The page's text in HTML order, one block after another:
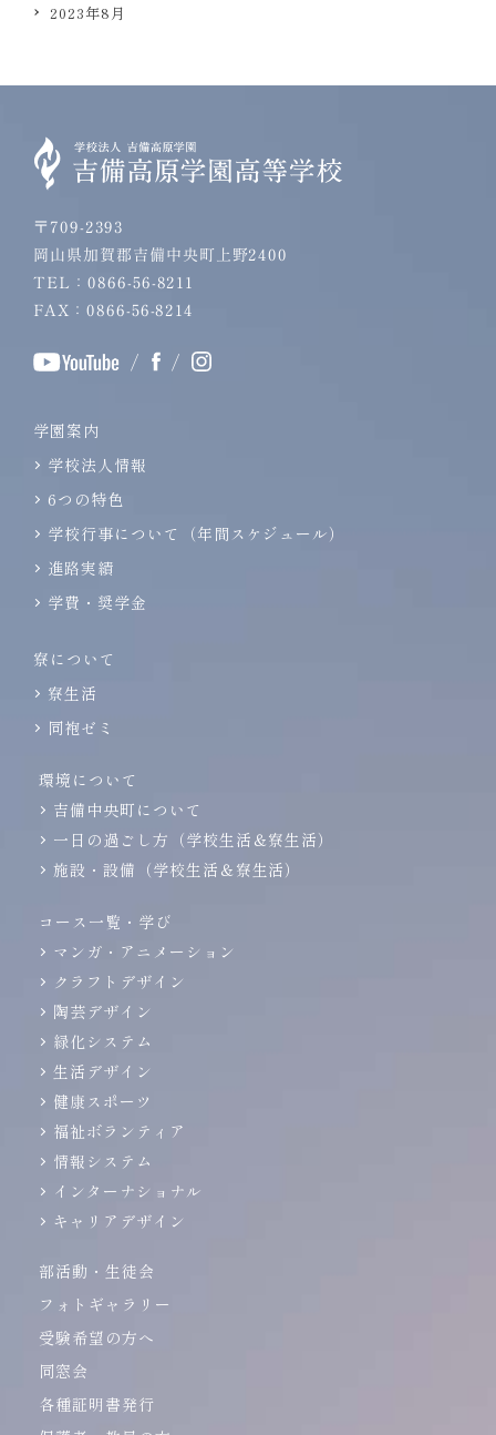
2023年8月
〒709-2393
岡山県加賀郡吉備中央町上野2400
TEL：0866-56-8211
FAX：0866-56-8214
/ /
学園案内
学校法人情報
6つの特色
学校行事について（年間スケジュール）
進路実績
学費・奨学金
寮について
寮生活
同袍ゼミ
環境について
吉備中央町について
一日の過ごし方（学校生活＆寮生活）
施設・設備（学校生活＆寮生活）
コース一覧・学び
マンガ・アニメーション
クラフトデザイン
陶芸デザイン
緑化システム
生活デザイン
健康スポーツ
福祉ボランティア
情報システム
インターナショナル
キャリアデザイン
部活動・生徒会
フォトギャラリー
受験希望の方へ
同窓会
各種証明書発行